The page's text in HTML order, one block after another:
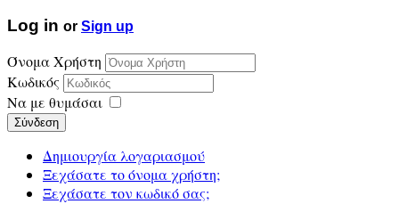
Log in or Sign up
Όνομα Χρήστη
Κωδικός
Να με θυμάσαι
Σύνδεση
Δημιουργία λογαριασμού
Ξεχάσατε το όνομα χρήστη;
Ξεχάσατε τον κωδικό σας;